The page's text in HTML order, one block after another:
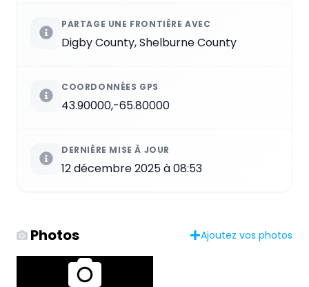
PARTAGE UNE FRONTIÈRE AVEC
Digby County, Shelburne County
COORDONNÉES GPS
43.90000,-65.80000
DERNIÈRE MISE À JOUR
12 décembre 2025 à 08:53
Photos Ajoutez vos photos